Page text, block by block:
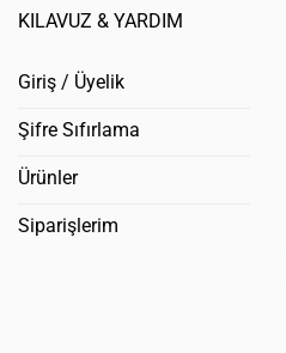
KILAVUZ & YARDIM
Giriş / Üyelik
Şifre Sıfırlama
Ürünler
Siparişlerim